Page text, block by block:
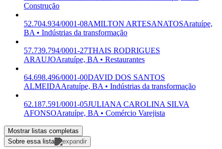
Construção
52.704.934/0001-08AMILTON ARTESANATOSAratuípe,
BA • Indústrias da transformação
57.739.794/0001-27THAIS RODRIGUES
ARAUJOAratuípe, BA • Restaurantes
64.698.496/0001-00DAVID DOS SANTOS
ALMEIDAAratuípe, BA • Indústrias da transformação
62.187.591/0001-05JULIANA CAROLINA SILVA
AFONSOAratuípe, BA • Comércio Varejista
Mostrar listas completas
Sobre essa lista